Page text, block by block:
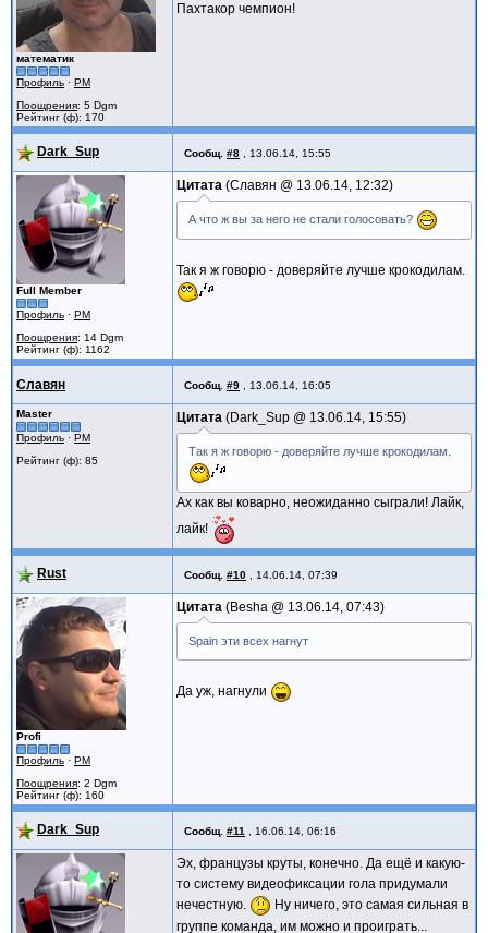
математик
Профиль · PM
Поощрения: 5 Dgm
Рейтинг (ф): 170
Пахтакор чемпион!
Dark_Sup Сообщ. #8 13.06.14, 15:55
Full Member
Профиль · PM
Поощрения: 14 Dgm
Рейтинг (ф): 1162
Цитата Славян @ 13.06.14, 12:32
А что ж вы за него не стали голосовать?
Так я ж говорю - доверяйте лучше крокодилам.
Славян Сообщ. #9 13.06.14, 16:05
Master
Профиль · PM
Рейтинг (ф): 85
Цитата Dark_Sup @ 13.06.14, 15:55
Так я ж говорю - доверяйте лучше крокодилам.
Ах как вы коварно, неожиданно сыграли! Лайк,
лайк!
Rust Сообщ. #10 14.06.14, 07:39
Profi
Профиль · PM
Поощрения: 2 Dgm
Рейтинг (ф): 160
Цитата Besha @ 13.06.14, 07:43
Spain эти всех нагнут
Да уж, нагнули
Dark_Sup Сообщ. #11 16.06.14, 06:16
Эх, французы круты, конечно. Да ещё и какую-
то систему видеофиксации гола придумали
нечестную.
Ну ничего, это самая сильная в
группе команда, им можно и проиграть...